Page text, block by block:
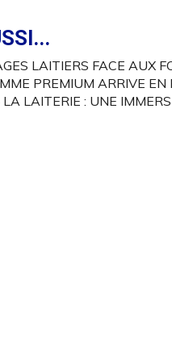
LAITIERS FACE AUX
PREMIUM ARRIVE EN
LAITERIE : UNE